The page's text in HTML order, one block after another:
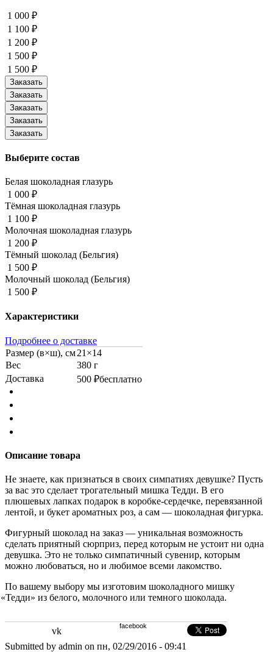
1 000 ₽
1 100 ₽
1 200 ₽
1 500 ₽
1 500 ₽
Выберите состав
Белая шоколадная глазурь
1 000 ₽
Тёмная шоколадная глазурь
1 100 ₽
Молочная шоколадная глазурь
1 200 ₽
Тёмный шоколад (Бельгия)
1 500 ₽
Молочный шоколад (Бельгия)
1 500 ₽
Характеристики
Подробнее о доставке
Размер (в×ш), см21×14
Вес
380 г
Доставка
500 ₽бесплатно
Описание товара
Не знаете, как признаться в своих симпатиях девушке? Пусть
за вас это сделает трогательный мишка Тедди. В его
плюшевых лапках подарок в коробке-сердечке, перевязанной
лентой, и букет ароматных роз, а сам — шоколадная фигурка.
Фигурный шоколад на заказ — уникальная возможность
сделать приятный сюрприз, перед которым не устоит ни одна
девушка. Это не только симпатичный сувенир, которым
можно любоваться, но и любимое всеми лакомство.
По вашему выбору мы изготовим шоколадного мишку
«Тедди» из белого, молочного или темного шоколада.
vk facebook
Submitted by admin on пн, 02/29/2016 - 09:41